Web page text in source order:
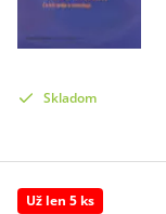
Skladom
Už len 5 ks